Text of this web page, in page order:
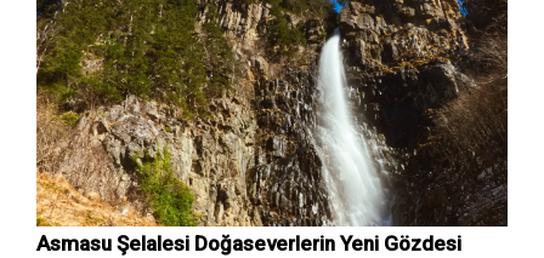
Asmasu Şelalesi Doğaseverlerin Yeni Gözdesi